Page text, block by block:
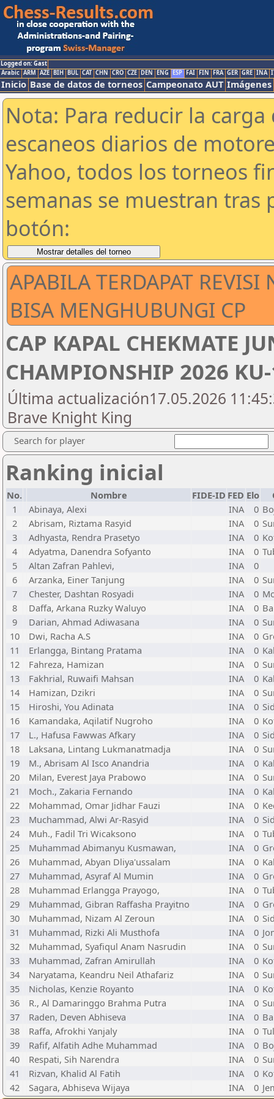
Logged on: Gast
Arabic ARM AZE BIH BUL CAT CHN CRO CZE DEN ENG ESP FAI FIN FRA GER GRE INA
Inicio Base de datos de torneos Campeonato AUT Imágenes
Nota: Para reducir la
escaneos diarios de
Yahoo, todos los torneos
semanas se muestran tras
botón:
APABILA TERDAPAT
BISA MENGHUBUNGI CP
CAP KAPAL CHEKMATE
CHAMPIONSHIP 2026
Última actualización17.05.2026
Brave Knight King
Search for player
Ranking inicial
No. Nombre FIDE-ID FED Elo
1
Abinaya, Alexi INA 0
2
Abrisam, Riztama Rasyid INA 0
3
Adhyasta, Rendra Prasetyo INA 0
4
Adyatma, Danendra Sofyanto INA 0
5
Altan Zafran Pahlevi, INA
0
6
Arzanka, Einer Tanjung INA 0
7
Chester, Dashtan Rosyadi INA 0
8
Daffa, Arkana Ruzky Waluyo INA 0
9
Darian, Ahmad Adiwasana INA 0
10
Dwi, Racha A.S INA 0
11
Erlangga, Bintang Pratama INA 0
12
Fahreza, Hamizan INA 0
13
Fakhrial, Ruwaifi Mahsan INA 0
14
Hamizan, Dzikri INA 0
15
Hiroshi, You Adinata INA 0
16
Kamandaka, Aqilatif Nugroho INA 0
17
L., Hafusa Fawwas Afkary INA 0
18
Laksana, Lintang Lukmanatmadja INA 0
19
M., Abrisam Al Isco Anandria INA 0
20
Milan, Everest Jaya Prabowo INA 0
21
Moch., Zakaria Fernando INA 0
22
Mohammad, Omar Jidhar Fauzi INA 0
23
Muchammad, Alwi Ar-Rasyid INA 0
24
Muh., Fadil Tri Wicaksono INA 0
25
Muhammad Abimanyu Kusmawan, INA 0
26
Muhammad, Abyan Dliya'ussalam INA 0
27
Muhammad, Asyraf Al Mumin INA 0
28
Muhammad Erlangga Prayogo, INA 0
29
Muhammad, Gibran Raffasha Prayitno INA 0
30
Muhammad, Nizam Al Zeroun INA 0
31
Muhammad, Rizki Ali Musthofa INA 0
32
Muhammad, Syafiqul Anam Nasrudin INA 0
33
Muhammad, Zafran Amirullah INA 0
34
Naryatama, Keandru Neil Athafariz INA 0
35
Nicholas, Kenzie Royanto INA 0
36
R., Al Damaringgo Brahma Putra INA 0
37
Raden, Deven Abhiseva INA 0
38
Raffa, Afrokhi Yanjaly INA 0
39
Rafif, Alfatih Adhe Muhammad INA 0
40
Respati, Sih Narendra INA 0
41
Rizvan, Khalid Al Fatih INA 0
42
Sagara, Abhiseva Wijaya INA 0